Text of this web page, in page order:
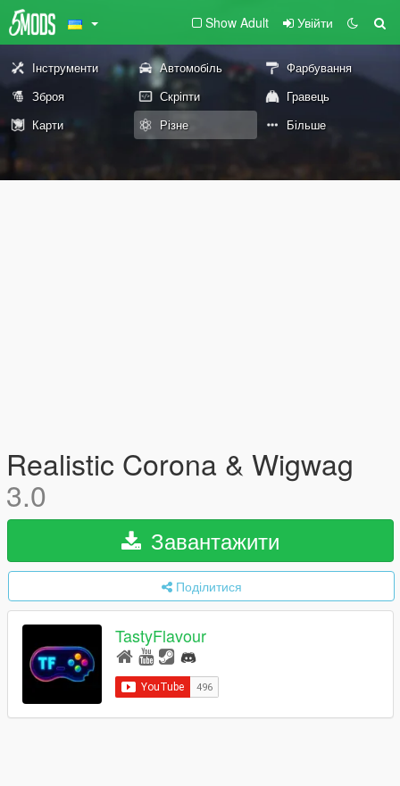
Show Adult Увійти
Інструменти Автомобіль
Фарбування
Зброя
Скріпти
Гравець
Карти
Різне Більше
Realistic Corona & Wigwag
3.0
Завантажити
Поділитися
TastyFlavour